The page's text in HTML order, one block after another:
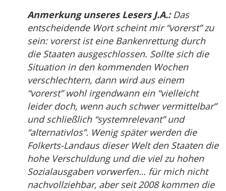
Anmerkung unseres Lesers J.A.:Das
entscheidende Wort scheint mir “vorerst” zu
sein: vorerst ist eine Bankenrettung durch
die Staaten ausgeschlossen. Sollte sich die
Situation in den kommenden Wochen
verschlechtern, dann wird aus einem
“vorerst” wohl irgendwann ein “vielleicht
leider doch, wenn auch schwer vermittelbar”
und schließlich “systemrelevant” und
“alternativlos”. Wenig später werden die
Folkerts-Landaus dieser Welt den Staaten die
hohe Verschuldung und die viel zu hohen
Sozialausgaben vorwerfen… für mich nicht
nachvollziehbar, aber seit 2008 kommen die